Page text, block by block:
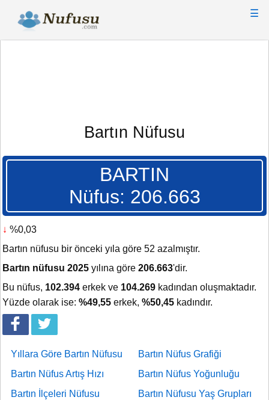
☰
Bartın Nüfusu
BARTIN
Nüfus: 206.663
↓ %0,03
Bartın nüfusu bir önceki yıla göre 52 azalmıştır.
Bartın nüfusu 2025 yılına göre 206.663'dir.
Bu nüfus, 102.394 erkek ve 104.269 kadından oluşmaktadır.
Yüzde olarak ise: %49,55 erkek, %50,45 kadındır.
Yıllara Göre Bartın Nüfusu
Bartın Nüfus Grafiği
Bartın Nüfus Artış Hızı
Bartın Nüfus Yoğunluğu
Bartın İlçeleri Nüfusu
Bartın Nüfusu Yaş Grupları